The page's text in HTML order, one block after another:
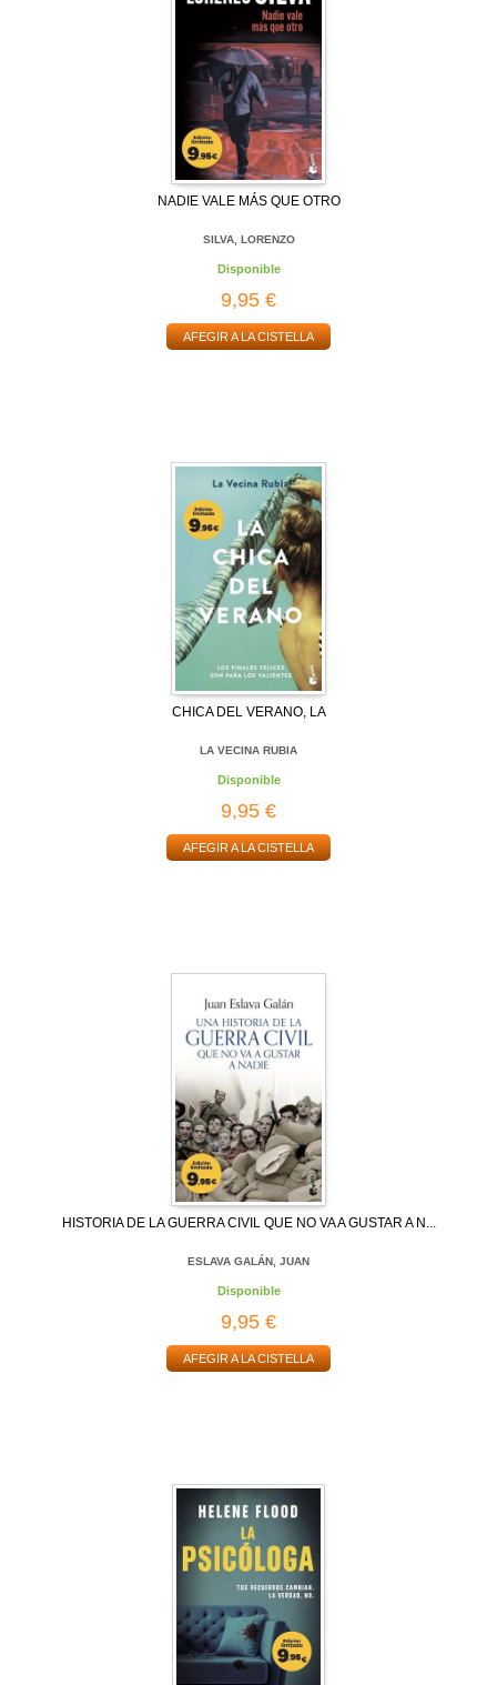
NADIE VALE MÁS QUE OTRO
SILVA, LORENZO
Disponible
9,95 €
AFEGIR A LA CISTELLA
CHICA DEL VERANO, LA
LA VECINA RUBIA
Disponible
9,95 €
AFEGIR A LA CISTELLA
HISTORIA DE LA GUERRA CIVIL QUE NO VA A GUSTAR A N...
ESLAVA GALÁN, JUAN
Disponible
9,95 €
AFEGIR A LA CISTELLA